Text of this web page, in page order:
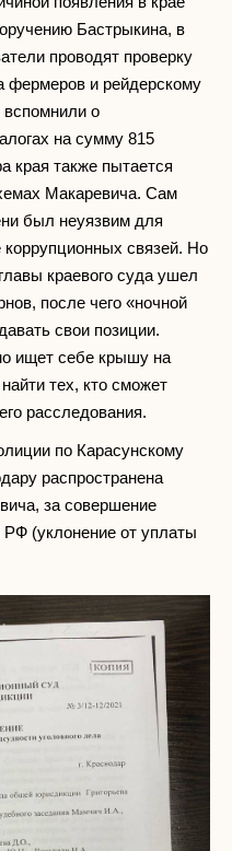
Бастрыкина, в
проводят проверку
фермеров и рейдерскому
вспомнили о
на сумму 815
края также пытается
Макаревича. Сам
был неуязвим для
коррупционных связей. Но
краевого суда ушел
после чего «ночной
свои позиции.
ищет себе крышу на
тех, кто сможет
расследования.
по Карасунскому
распространена
за совершение
РФ (уклонение от уплаты